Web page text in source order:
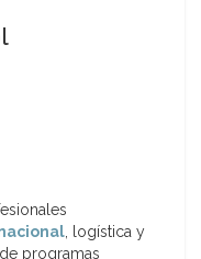
, logística y
programas